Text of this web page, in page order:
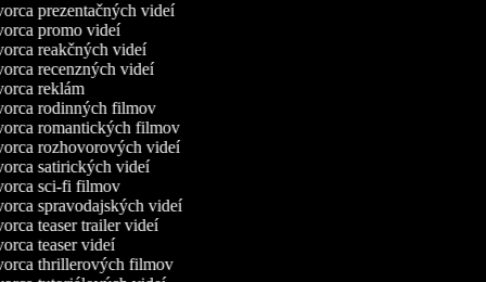
prezentačných videí
promo videí
reakčných videí
recenzných videí
reklám
rodinných filmov
romantických filmov
rozhovorových videí
satirických videí
sci-fi filmov
spravodajských videí
teaser trailer videí
teaser videí
thrillerových filmov